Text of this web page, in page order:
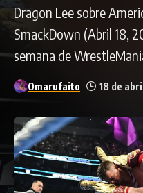
Dragon Lee sobre
SmackDown (Abril 18,
semana de
Omarufaito 18 de